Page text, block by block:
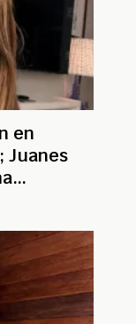
en
Juanes